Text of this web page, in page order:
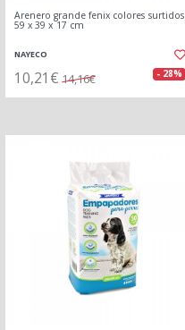
Arenero grande fenix colores surtidos
59 x 39 x 17 cm
NAYECO
10,21€ 14,16€ - 28%